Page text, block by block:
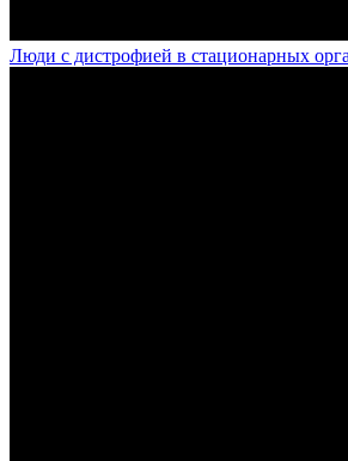
Люди с дистрофией в стационарных